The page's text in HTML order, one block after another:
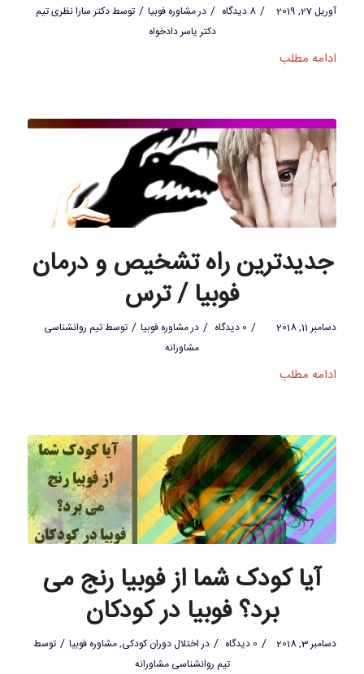
آوریل 27, 2019 / 8 دیدگاه / درمشاوره فوبیا / توسطدکتر سارا نظری تیم
دکتر یاسر دادخواه
ادامه مطلب
جدیدترین راه تشخیص و درمان
فوبیا / ترس
دسامبر 11, 2018 / 0 دیدگاه / درمشاوره فوبیا / توسطتیم روانشناسی
مشاورانه
ادامه مطلب
آیا کودک شما از فوبیا رنج می
برد؟ فوبیا در کودکان
دسامبر 3, 2018 / 0 دیدگاه / دراختلال دوران کودکی,مشاوره فوبیا / توسط
تیم روانشناسی مشاورانه